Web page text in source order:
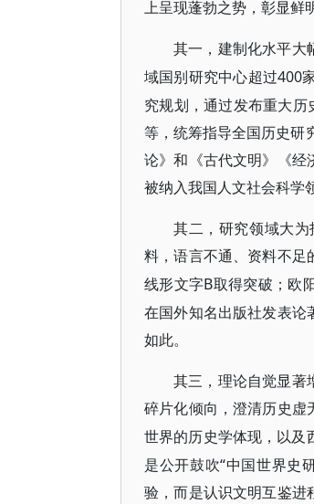
上呈现蓬勃之势，彰显鲜
其一，建制化水平大
域国别研究中心超过400
究规划，通过发布重大历
等，统筹指导全国历史研
论》和《古代文明》《经
被纳入我国人文社会科学
其二，研究领域大
料，语言不通、资料不足
线形文字B取得突破；欧
在国外知名出版社发表论
如此。
其三，理论自觉显著
碎片化倾向，澄清历史虚
世界的历史学体现，以及
是公开鼓吹“中国世界史
验，而是认识文明互鉴进